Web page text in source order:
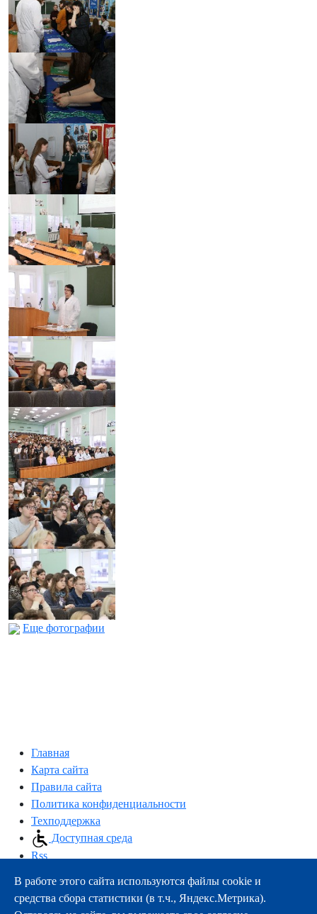
Еще фотографии
Главная
Карта сайта
Правила сайта
Политика конфиденциальности
Техподдержка
Доступная среда
Rss
163000, г.Архангельск, пр-т Троицкий, 51
тел.:+7 (8182) 21-11-63
В работе этого сайта используются файлы cookie и
средства сбора статистики (в т.ч., Яндекс.Метрика).